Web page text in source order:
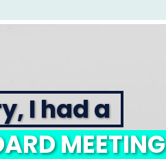
I had a
MEETING